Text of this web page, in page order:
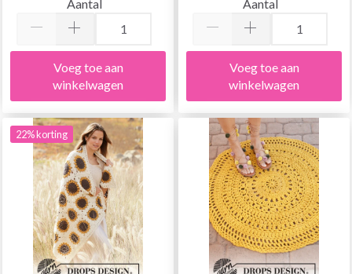
Aantal
Voeg toe aan
winkelwagen
Aantal
Voeg toe aan
winkelwagen
22% korting